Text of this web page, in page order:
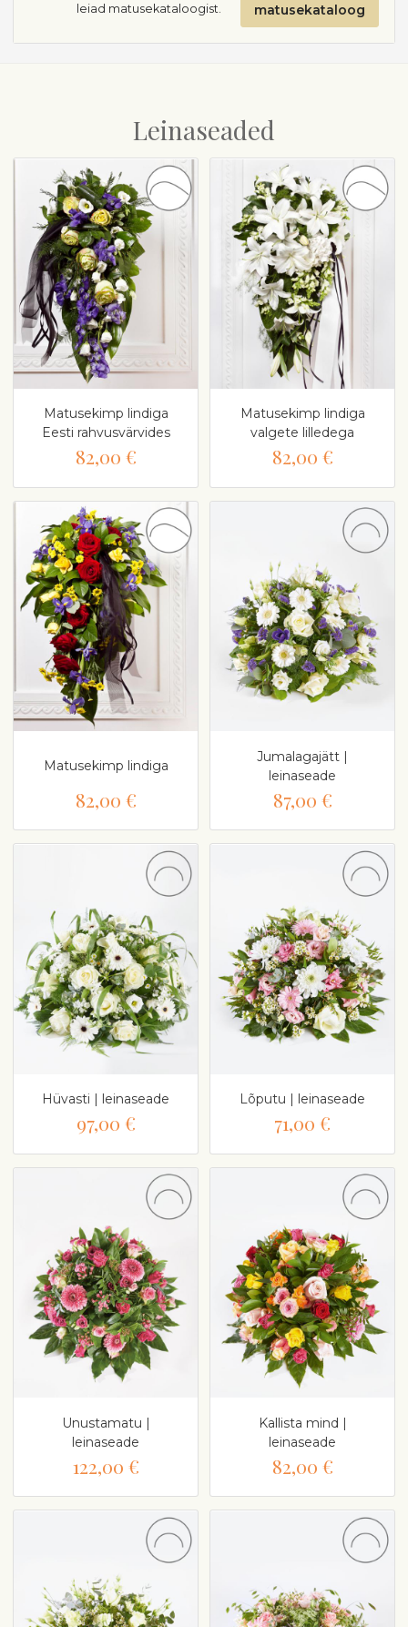
leiad matusekataloogist.
matusekataloog
Leinaseaded
Matusekimp lindiga
Eesti rahvusvärvides
82,00 €
Matusekimp lindiga
valgete lilledega
82,00 €
Matusekimp lindiga
82,00 €
Jumalagajätt |
leinaseade
87,00 €
Hüvasti | leinaseade
97,00 €
Lõputu | leinaseade
71,00 €
Unustamatu |
leinaseade
122,00 €
Kallista mind |
leinaseade
82,00 €